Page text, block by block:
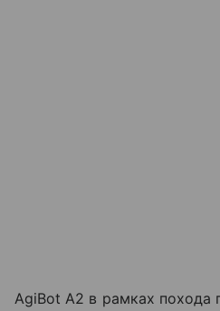
AgiBot A2 в рамках похода